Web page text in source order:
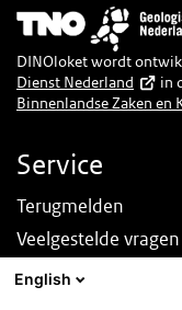
Afbeelding
DINOloket wordt
Dienst Nederland
in
Binnenlandse Zaken en
Service
Terugmelden
Veelgestelde vragen
Nieuws
English